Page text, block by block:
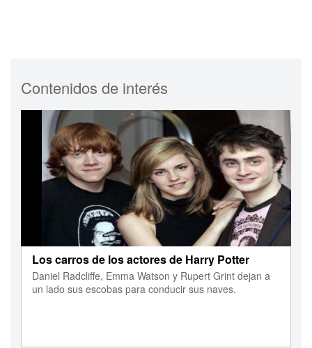
Contenidos de interés
Los carros de los actores de Harry Potter
Daniel Radcliffe, Emma Watson y Rupert Grint dejan a
un lado sus escobas para conducir sus naves.